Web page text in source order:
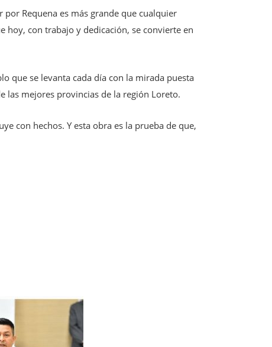
Requena es más grande que cualquier
hoy, con trabajo y dedicación, se convierte en
que se levanta cada día con la mirada puesta
las mejores provincias de la región Loreto.
con hechos. Y esta obra es la prueba de que,